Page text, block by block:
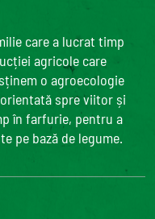
care a lucrat timp
agricole care
o agroecologie
spre viitor și
în farfurie, pentru a
pe bază de legume.